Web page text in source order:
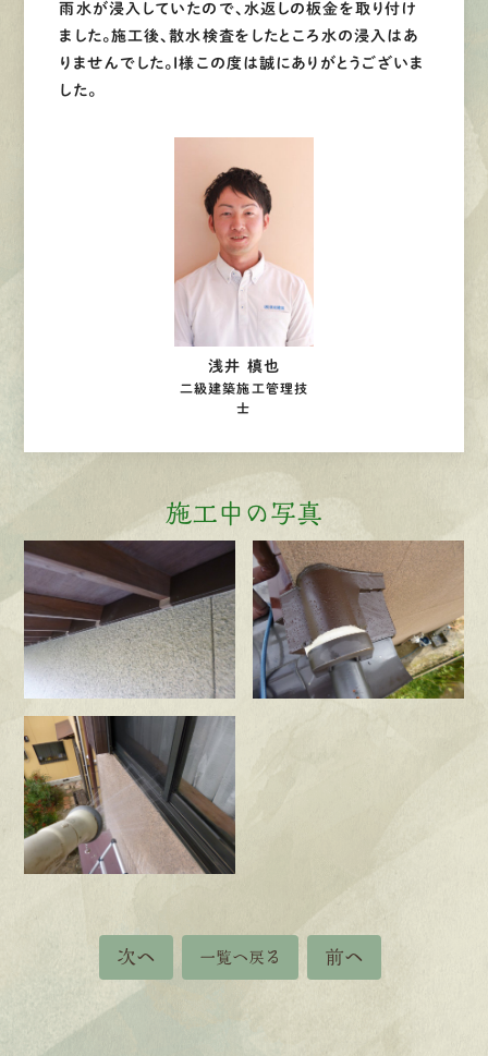
雨水が浸入していたので、水返しの板金を取り付け
ました。施工後、散水検査をしたところ水の浸入はあ
りませんでした。I様この度は誠にありがとうございま
した。
浅井 槙也
二級建築施工管理技
士
施工中の写真
次へ 一覧へ戻る 前へ